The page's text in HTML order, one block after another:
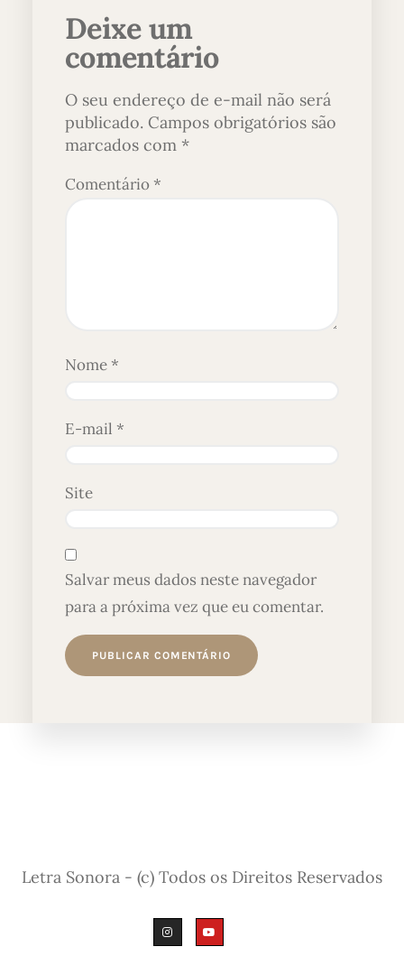
Deixe um
comentário
O seu endereço de e-mail não será
publicado. Campos obrigatórios são
marcados com *
Comentário*
Nome*
E-mail *
Site
Salvar meus dados neste navegador
para a próxima vez que eu comentar.
Letra Sonora - (c) Todos os Direitos Reservados